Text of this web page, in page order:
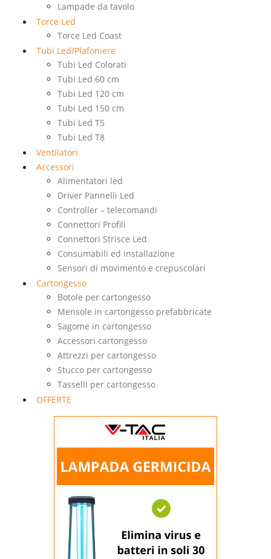
Lampade da tavolo
Torce Led
Torce Led Coast
Tubi Led/Plafoniere
Tubi Led Colorati
Tubi Led 60 cm
Tubi Led 120 cm
Tubi Led 150 cm
Tubi Led T5
Tubi Led T8
Ventilatori
Accessori
Alimentatori led
Driver Pannelli Led
Controller – telecomandi
Connettori Profili
Connettori Strisce Led
Consumabili ed installazione
Sensori di movimento e crepuscolari
Cartongesso
Botole per cartongesso
Mensole in cartongesso prefabbricate
Sagome in cartongesso
Accessori cartongesso
Attrezzi per cartongesso
Stucco per cartongesso
Tasselli per cartongesso
OFFERTE